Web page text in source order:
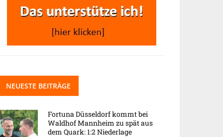
NEUESTE BEITRÄGE
Fortuna Düsseldorf kommt bei
Waldhof Mannheim zu spät aus
dem Quark: 1:2 Niederlage